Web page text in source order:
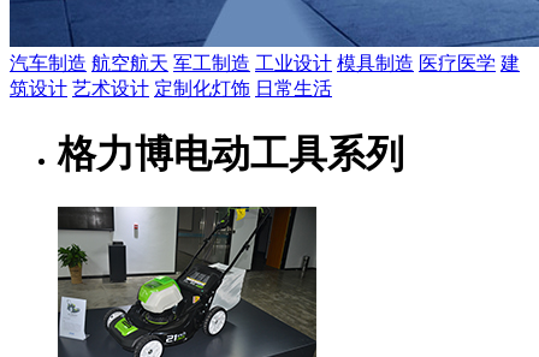
汽车制造 航空航天 军工制造 工业设计 模具制造 医疗医学 建
筑设计 艺术设计 定制化灯饰 日常生活
格力博电动工具系列